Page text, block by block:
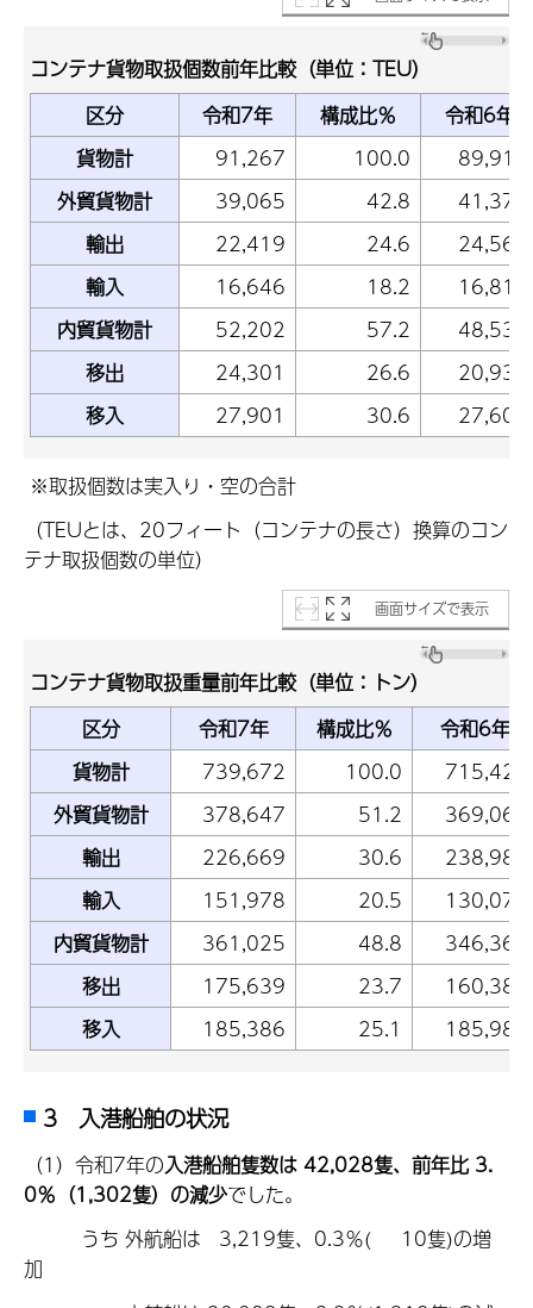
コンテナ貨物取扱個数前年比較（単位：TEU）
区分
令和7年 構成比％
令和6年
貨物計
91,267 100.0
89,912
外貿貨物計
39,065 42.8
41,378
輸出
22,419 24.6
24,568
輸入
16,646 18.2
16,810
内貿貨物計
52,202 57.2
48,534
移出
24,301 26.6
20,933
移入
27,901 30.6 27,601
※取扱個数は実入り・空の合計
（TEUとは、20フィート（コンテナの長さ）換算のコン
テナ取扱個数の単位）
画面サイズで表示
コンテナ貨物取扱重量前年比較（単位：トン）
区分
令和7年 構成比％
令和6年
貨物計
739,672 100.0
715,423
外貿貨物計
378,647 51.2
369,061
輸出
226,669 30.6
238,986
輸入
151,978 20.5
130,075
内貿貨物計
361,025 48.8
346,362
移出
175,639 23.7
160,380
移入
185,386 25.1 185,982
3 入港船舶の状況
（1）令和7年の入港船舶隻数は 42,028隻、前年比 3.
0％（1,302隻）の減少でした。
うち 外航船は 3,219隻、0.3％( 10隻)の増
加